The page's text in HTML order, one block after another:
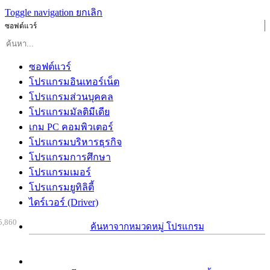
Toggle navigation ยกเลิก
ซอฟต์แวร์
ซอฟต์แวร์
โปรแกรมอินเทอร์เน็ต
โปรแกรมส่วนบุคคล
โปรแกรมมัลติมีเดีย
เกม PC คอมพิวเตอร์
โปรแกรมบริหารธุรกิจ
โปรแกรมการศึกษา
โปรแกรมเมอร์
โปรแกรมยูทิลิตี้
ไดร์เวอร์ (Driver)
ค้นหาจากหมวดหมู่ โปรแกรม